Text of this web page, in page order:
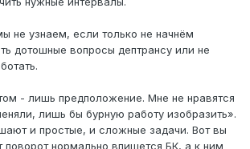
не узнаем, если только не начнём
дотошные вопросы дептрансу или не
- лишь предположение. Мне не нравятся
лишь бы бурную работу изобразить».
и простые, и сложные задачи. Вот вы
поворот нормально впишется БК, а к ним